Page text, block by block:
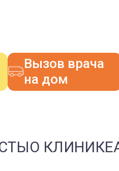
Вызов врача
на дом
О КЛИНИКЕ